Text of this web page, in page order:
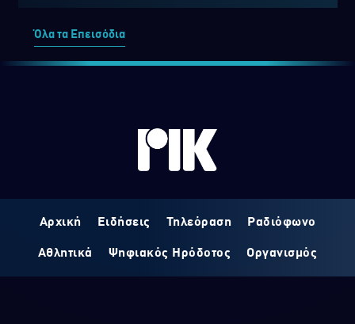
Όλα τα Επεισόδια
Αρχική Ειδήσεις Τηλεόραση Ραδιόφωνο
Αθλητικά Ψηφιακός Ηρόδοτος Οργανισμός